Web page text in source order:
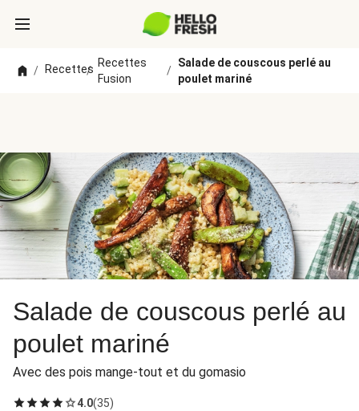
/ Recettes
/
Recettes
Fusion
/
Salade de couscous perlé au
poulet mariné
Salade de couscous perlé au
poulet mariné
Avec des pois mange-tout et du gomasio
4.0(35)